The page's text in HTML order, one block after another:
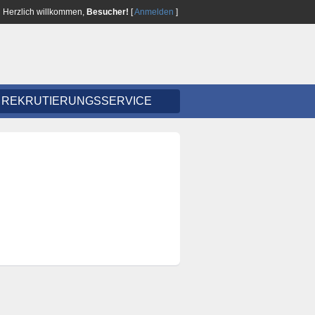
Herzlich willkommen, Besucher! [Anmelden ]
REKRUTIERUNGSSERVICE